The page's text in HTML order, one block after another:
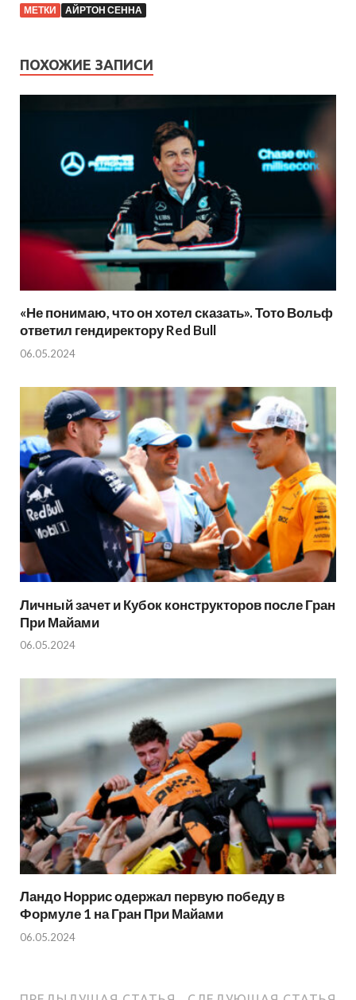
МЕТКИ АЙРТОН СЕННА
ПОХОЖИЕ ЗАПИСИ
«Не понимаю, что он хотел сказать». Тото Вольф
ответил гендиректору Red Bull
06.05.2024
Личный зачет и Кубок конструкторов после Гран
При Майами
06.05.2024
Ландо Норрис одержал первую победу в
Формуле 1 на Гран При Майами
06.05.2024